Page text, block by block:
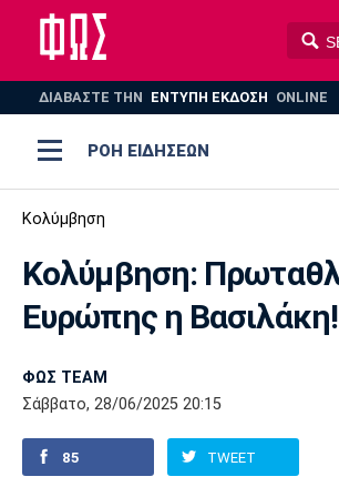
ΔΙΑΒΑΣΤΕ THN ΕΝΤΥΠΗ ΕΚΔΟΣΗ ONLINE
ΡΟΗ ΕΙΔΗΣΕΩΝ
ΠΟΔΟΣΦΑΙΡΟ
ΒΟΛΕΪ ΠΟΛΟ ΣΠΟΡ
AUTO-MOTO
Ποδόσφαιρο
Super League 1
Super League 2
Γ Εθνική
Ελλάδα
Μπάσκετ
Ελλάδα
Εθνική
EuroLeague
Ολυμπιακοί Αγώνες
Βόλεϊ
Πόλο
Ολυμπιακός ΑΕΚ
Παναθηναϊκός Ατρόμητος
Κολύμβηση
Κολύμβηση:
Ευρώπης η Βασιλάκη!
ΦΩΣ TEAM
Σάββατο, 28/06/2025 20:15
85 TWEET